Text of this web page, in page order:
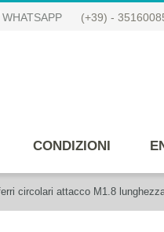
WHATSAPP (+39) -
CONDIZIONI
circolari attacco M1.8